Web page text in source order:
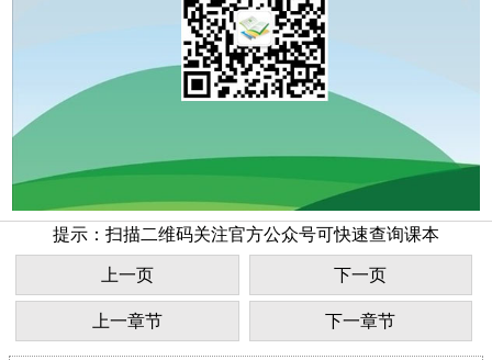
提示：扫描二维码关注官方公众号可快速查询课本
上一页 下一页
上一章节 下一章节